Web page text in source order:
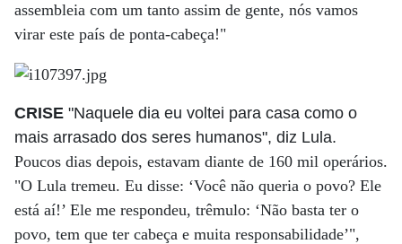
assembleia com um tanto assim de gente, nós vamos
virar este país de ponta-cabeça!"
CRISE "Naquele dia eu voltei para casa como o
mais arrasado dos seres humanos", diz Lula.
Poucos dias depois, estavam diante de 160 mil operários.
"O Lula tremeu. Eu disse: ‘Você não queria o povo? Ele
está aí!’ Ele me respondeu, trêmulo: ‘Não basta ter o
povo, tem que ter cabeça e muita responsabilidade’",